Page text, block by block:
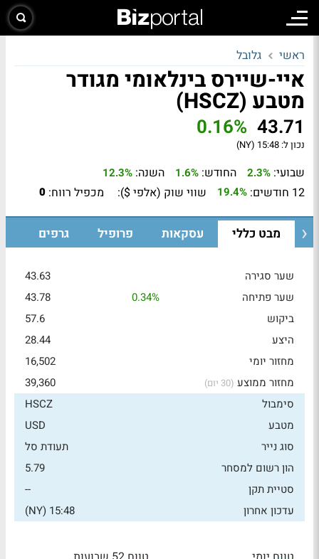
ראשי גלובל
איי-שיירס בינלאומי מגודר
מטבע (HSCZ)
43.71
0.16%
נכון ל: 15:48 (NY)
שבועי: 2.3% החודש: 1.6% השנה: 12.3%
12 חודשים: 19.4% שווי שוק (אלפי $): מכפיל רווח: 0
מבט כללי עסקאות פרופיל גרפים
שער סגירה
43.63
שער פתיחה
0.34%
43.78
ביקוש
57.6
היצע
28.44
מחזור יומי
16,502
מחזור ממוצע (30 יום)
39,360
סימבול
HSCZ
מטבע
USD
סוג נייר
תעודת סל
הון רשום למסחר
5.79
סטיית תקן
--
עדכון אחרון
15:48 (NY)